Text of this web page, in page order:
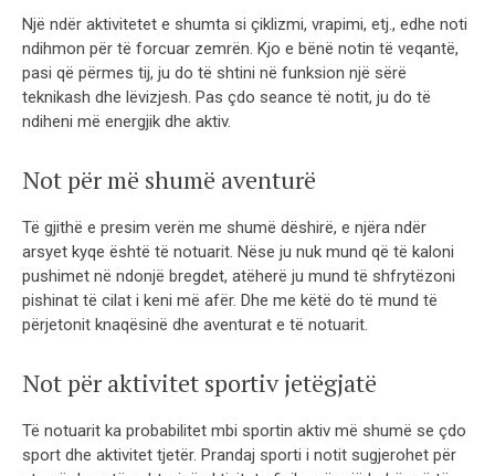
Një ndër aktivitetet e shumta si çiklizmi, vrapimi, etj., edhe noti
ndihmon për të forcuar zemrën. Kjo e bënë notin të veqantë,
pasi që përmes tij, ju do të shtini në funksion një sërë
teknikash dhe lëvizjesh. Pas çdo seance të notit, ju do të
ndiheni më energjik dhe aktiv.
Not për më shumë aventurë
Të gjithë e presim verën me shumë dëshirë, e njëra ndër
arsyet kyqe është të notuarit. Nëse ju nuk mund që të kaloni
pushimet në ndonjë bregdet, atëherë ju mund të shfrytëzoni
pishinat të cilat i keni më afër. Dhe me këtë do të mund të
përjetonit knaqësinë dhe aventurat e të notuarit.
Not për aktivitet sportiv jetëgjatë
Të notuarit ka probabilitet mbi sportin aktiv më shumë se çdo
sport dhe aktivitet tjetër. Prandaj sporti i notit sugjerohet për